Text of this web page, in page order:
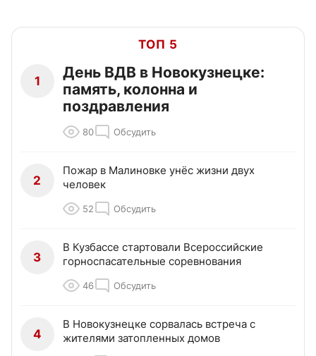
ТОП 5
1
День ВДВ в Новокузнецке:
память, колонна и
поздравления
80 Обсудить
2
Пожар в Малиновке унёс жизни двух
человек
52 Обсудить
3
В Кузбассе стартовали Всероссийские
горноспасательные соревнования
46 Обсудить
4
В Новокузнецке сорвалась встреча с
жителями затопленных домов